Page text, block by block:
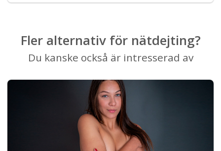
Fler alternativ för nätdejting?
Du kanske också är intresserad av